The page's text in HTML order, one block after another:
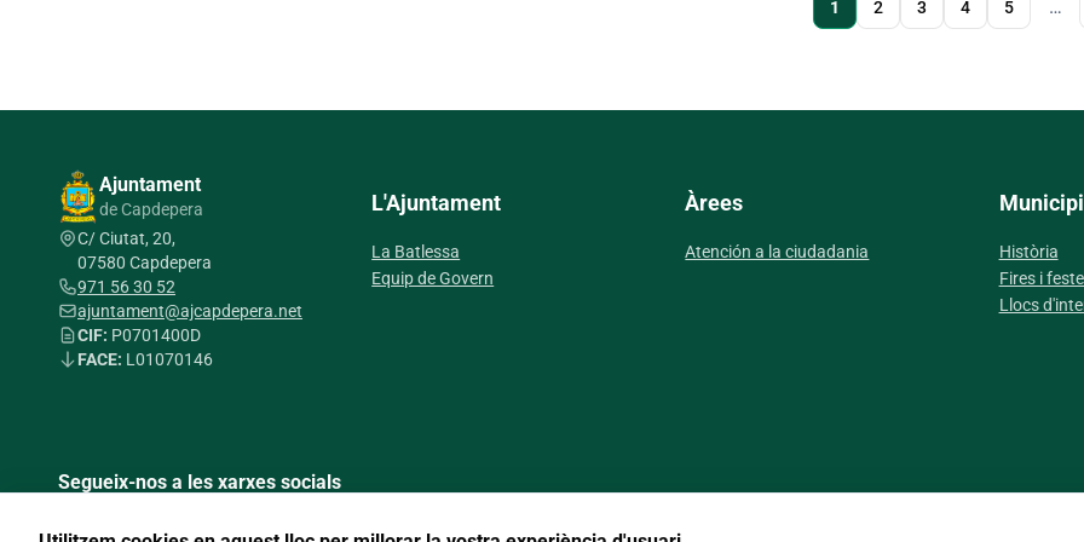
actual
1 Page
2 Page
3 Page
4 Page
5 …
Ajuntament
de Capdepera
C/ Ciutat, 20,
07580 Capdepera
971 56 30 52
ajuntament@ajcapdepera.net
CIF: P0701400D
FACE: L01070146
L'Ajuntament
La Batlessa
Equip de Govern
Àrees
Atención a la ciudadania
Municipi
Història
Fires i
Llocs
Segueix-nos a les xarxes socials